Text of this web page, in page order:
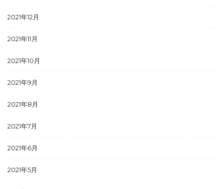
2021年12月
2021年11月
2021年10月
2021年9月
2021年8月
2021年7月
2021年6月
2021年5月